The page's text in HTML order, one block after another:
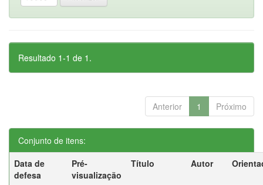
Resultado 1-1 de 1.
Anterior 1 Próximo
Conjunto de itens:
Data de
defesa
Pré-
visualização
Título Autor